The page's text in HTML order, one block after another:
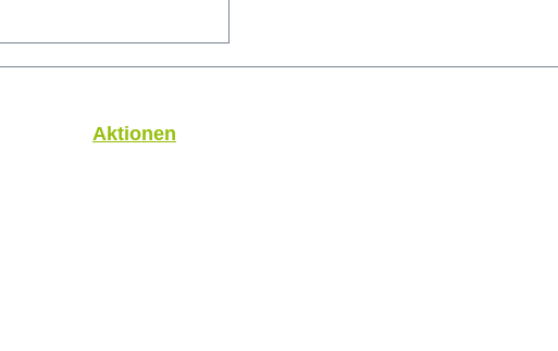
mit einer Härte von 0,44 für
die Trocken- und
Aktionen